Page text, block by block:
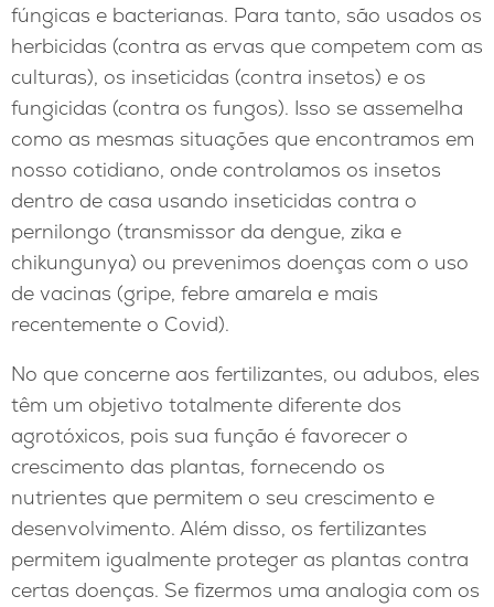
fúngicas e bacterianas. Para tanto, são usados os
herbicidas (contra as ervas que competem com as
culturas), os inseticidas (contra insetos) e os
fungicidas (contra os fungos). Isso se assemelha
como as mesmas situações que encontramos em
nosso cotidiano, onde controlamos os insetos
dentro de casa usando inseticidas contra o
pernilongo (transmissor da dengue, zika e
chikungunya) ou prevenimos doenças com o uso
de vacinas (gripe, febre amarela e mais
recentemente o Covid).
No que concerne aos fertilizantes, ou adubos, eles
têm um objetivo totalmente diferente dos
agrotóxicos, pois sua função é favorecer o
crescimento das plantas, fornecendo os
nutrientes que permitem o seu crescimento e
desenvolvimento. Além disso, os fertilizantes
permitem igualmente proteger as plantas contra
certas doenças. Se fizermos uma analogia com os